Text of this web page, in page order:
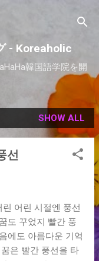
- Koreaholic
韓国語学院を開
SHOW ALL
선
어린 시절엔 풍선
도 꾸었지 빨간 풍
에도 아름다운 기억
은 빨간 풍선을 타